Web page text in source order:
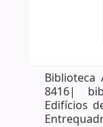
Biblioteca
8416|
Edifícios